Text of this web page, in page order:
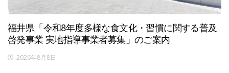
福井県「令和8年度多様な食文化・習慣に関する普及
啓発事業 実地指導事業者募集」のご案内
2026年8月8日